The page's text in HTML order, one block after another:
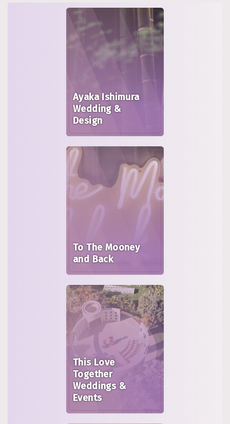
Ayaka Ishimura
Wedding &
Design
To The Mooney
and Back
This Love
Together
Weddings &
Events